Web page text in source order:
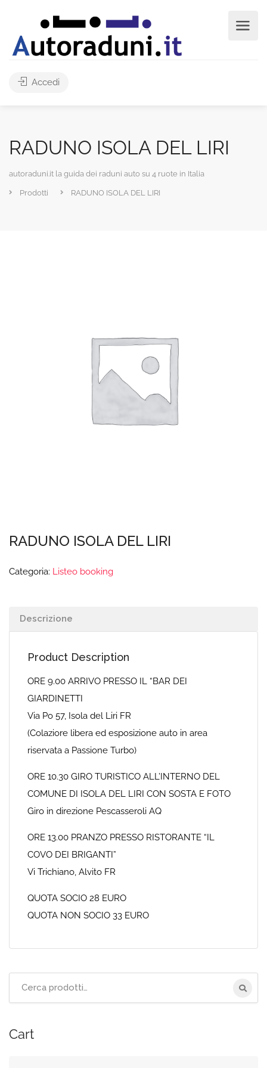
Accedi
RADUNO ISOLA DEL LIRI
autoraduni.it la guida dei raduni auto su 4 ruote in Italia
Prodotti RADUNO ISOLA DEL LIRI
RADUNO ISOLA DEL LIRI
Categoria: Listeo booking
Descrizione
Product Description
ORE 9.00 ARRIVO PRESSO IL “BAR DEI
GIARDINETTI
Via Po 57, Isola del Liri FR
(Colaziore libera ed esposizione auto in area
riservata a Passione Turbo)
ORE 10.30 GIRO TURISTICO ALL’INTERNO DEL
COMUNE DI ISOLA DEL LIRI CON SOSTA E FOTO
Giro in direzione Pescasseroli AQ
ORE 13.00 PRANZO PRESSO RISTORANTE “IL
COVO DEI BRIGANTI”
Vi Trichiano, Alvito FR
QUOTA SOCIO 28 EURO
QUOTA NON SOCIO 33 EURO
Cart